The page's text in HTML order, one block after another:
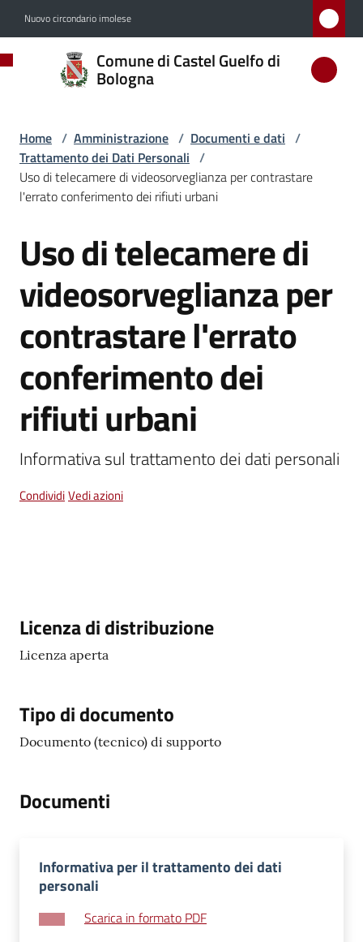
Nuovo circondario imolese
Comune di Castel Guelfo di
Bologna
Comune
di
Guelfo
di
Bologna
Amministrazione
Menu selezionato
Novità
Vivere
Castel
gli
argomenti...
Seguici
su
Home / Amministrazione / Documenti e dati /
Trattamento dei Dati Personali /
Uso di telecamere di videosorveglianza per contrastare
l'errato conferimento dei rifiuti urbani
Salta al contenuto
Uso di telecamere di
videosorveglianza per
contrastare l'errato
conferimento dei
rifiuti urbani
Informativa sul trattamento dei dati personali
CondividiVedi azioni
Descrizione
Licenza di distribuzione
Licenza aperta
Tipo di documento
Documento (tecnico) di supporto
Documenti
Informativa per il trattamento dei dati
personali
Scarica in formato PDF